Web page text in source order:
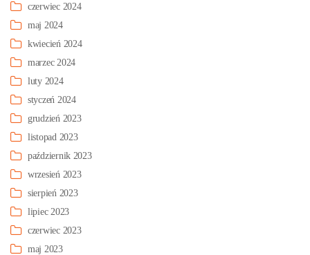
czerwiec 2024
maj 2024
kwiecień 2024
marzec 2024
luty 2024
styczeń 2024
grudzień 2023
listopad 2023
październik 2023
wrzesień 2023
sierpień 2023
lipiec 2023
czerwiec 2023
maj 2023